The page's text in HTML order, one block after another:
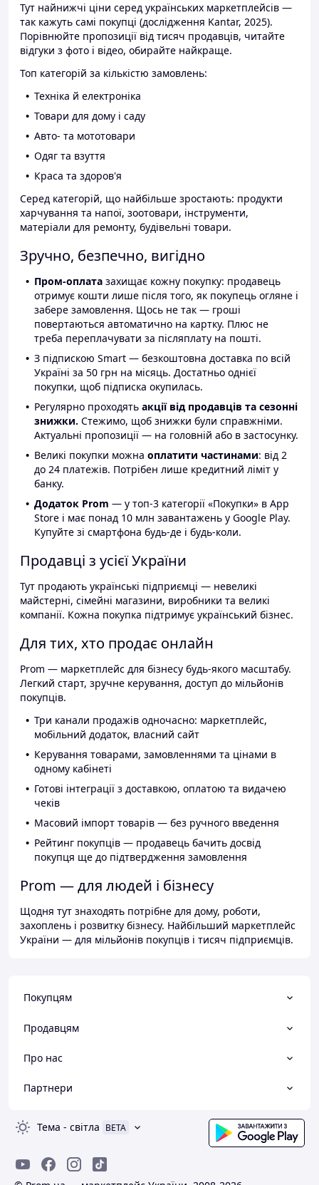
Тут найнижчі ціни серед українських маркетплейсів —
так кажуть самі покупці (дослідження Kantar, 2025).
Порівнюйте пропозиції від тисяч продавців, читайте
відгуки з фото і відео, обирайте найкраще.
Топ категорій за кількістю замовлень:
Техніка й електроніка
Товари для дому і саду
Авто- та мототовари
Одяг та взуття
Краса та здоров'я
Серед категорій, що найбільше зростають: продукти
харчування та напої, зоотовари, інструменти,
матеріали для ремонту, будівельні товари.
Зручно, безпечно, вигідно
Пром-оплата захищає кожну покупку: продавець
отримує кошти лише після того, як покупець огляне і
забере замовлення. Щось не так — гроші
повертаються автоматично на картку. Плюс не
треба переплачувати за післяплату на пошті.
З підпискою Smart — безкоштовна доставка по всій
Україні за 50 грн на місяць. Достатньо однієї
покупки, щоб підписка окупилась.
Регулярно проходять акції від продавців та сезонні
знижки. Стежимо, щоб знижки були справжніми.
Актуальні пропозиції — на головній або в застосунку.
Великі покупки можна оплатити частинами: від 2
до 24 платежів. Потрібен лише кредитний ліміт у
банку.
Додаток Prom — у топ-3 категорії «Покупки» в App
Store і має понад 10 млн завантажень у Google Play.
Купуйте зі смартфона будь-де і будь-коли.
Продавці з усієї України
Тут продають українські підприємці — невеликі
майстерні, сімейні магазини, виробники та великі
компанії. Кожна покупка підтримує український бізнес.
Для тих, хто продає онлайн
Prom — маркетплейс для бізнесу будь-якого масштабу.
Легкий старт, зручне керування, доступ до мільйонів
покупців.
Три канали продажів одночасно: маркетплейс,
мобільний додаток, власний сайт
Керування товарами, замовленнями та цінами в
одному кабінеті
Готові інтеграції з доставкою, оплатою та видачею
чеків
Масовий імпорт товарів — без ручного введення
Рейтинг покупців — продавець бачить досвід
покупця ще до підтвердження замовлення
Prom — для людей і бізнесу
Щодня тут знаходять потрібне для дому, роботи,
захоплень і розвитку бізнесу. Найбільший маркетплейс
України — для мільйонів покупців і тисяч підприємців.
Покупцям
Продавцям
Про нас
Партнери
Тема - світла BETA